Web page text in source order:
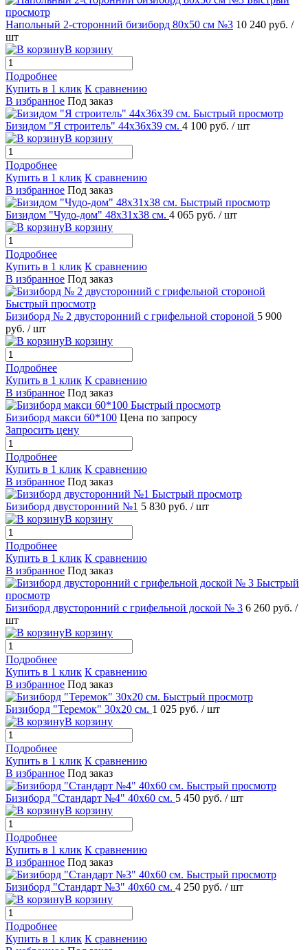
просмотр
Напольный 2-сторонний бизиборд 80х50 см №3 10 240 руб. /
шт
В корзину
Подробнее
Купить в 1 клик К сравнению
В избранное Под заказ
Быстрый просмотр
Бизидом "Я строитель" 44х36х39 см. 4 100 руб. / шт
В корзину
Подробнее
Купить в 1 клик К сравнению
В избранное Под заказ
Быстрый просмотр
Бизидом "Чудо-дом" 48х31х38 см. 4 065 руб. / шт
В корзину
Подробнее
Купить в 1 клик К сравнению
В избранное Под заказ
Быстрый просмотр
Бизиборд № 2 двусторонний с грифельной стороной 5 900
руб. / шт
В корзину
Подробнее
Купить в 1 клик К сравнению
В избранное Под заказ
Быстрый просмотр
Бизиборд макси 60*100 Цена по запросу
Запросить цену
Подробнее
Купить в 1 клик К сравнению
В избранное Под заказ
Быстрый просмотр
Бизиборд двусторонний №1 5 830 руб. / шт
В корзину
Подробнее
Купить в 1 клик К сравнению
В избранное Под заказ
Быстрый
просмотр
Бизиборд двусторонний с грифельной доской № 3 6 260 руб. /
шт
В корзину
Подробнее
Купить в 1 клик К сравнению
В избранное Под заказ
Быстрый просмотр
Бизиборд "Теремок" 30х20 см. 1 025 руб. / шт
В корзину
Подробнее
Купить в 1 клик К сравнению
В избранное Под заказ
Быстрый просмотр
Бизиборд "Стандарт №4" 40х60 см. 5 450 руб. / шт
В корзину
Подробнее
Купить в 1 клик К сравнению
В избранное Под заказ
Быстрый просмотр
Бизиборд "Стандарт №3" 40х60 см. 4 250 руб. / шт
В корзину
Подробнее
Купить в 1 клик К сравнению